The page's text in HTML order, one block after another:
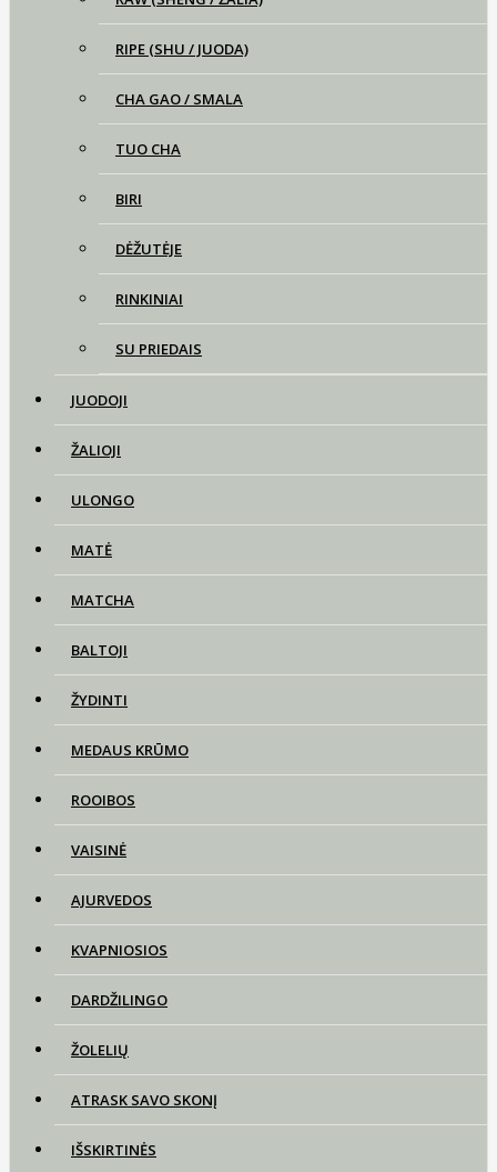
RIPE (SHU / JUODA)
CHA GAO / SMALA
TUO CHA
BIRI
DĖŽUTĖJE
RINKINIAI
SU PRIEDAIS
JUODOJI
ŽALIOJI
ULONGO
MATĖ
MATCHA
BALTOJI
ŽYDINTI
MEDAUS KRŪMO
ROOIBOS
VAISINĖ
AJURVEDOS
KVAPNIOSIOS
DARDŽILINGO
ŽOLELIŲ
ATRASK SAVO SKONĮ
IŠSKIRTINĖS